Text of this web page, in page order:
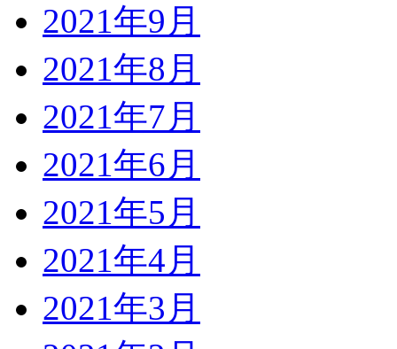
2021年9月
2021年8月
2021年7月
2021年6月
2021年5月
2021年4月
2021年3月